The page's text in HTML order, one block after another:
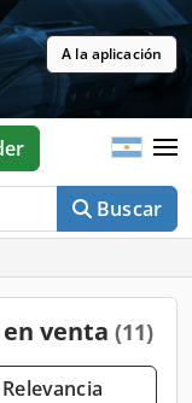
A la aplicación
Buscar
venta (11)
Relevancia